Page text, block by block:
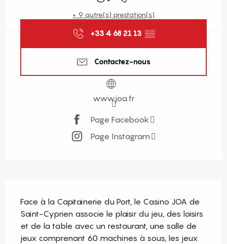
+ 9 autre(s) prestation(s)
+33 4 68 21 13 ▒▒
Contactez-nous
www.joa.fr
Page Facebook
Page Instagram
Face à la Capitainerie du Port, le Casino JOA de
Saint-Cyprien associe le plaisir du jeu, des loisirs
et de la table avec un restaurant, une salle de
jeux comprenant 60 machines à sous, les jeux